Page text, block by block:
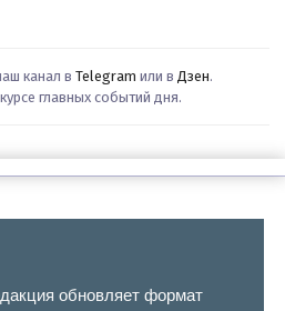
канал в Telegram или в Дзен.
главных событий дня.
обновляет формат